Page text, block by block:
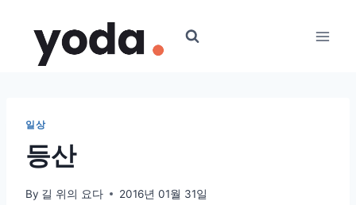
content
일상
등산
By 길 위의 요다 2016년 01월 31일